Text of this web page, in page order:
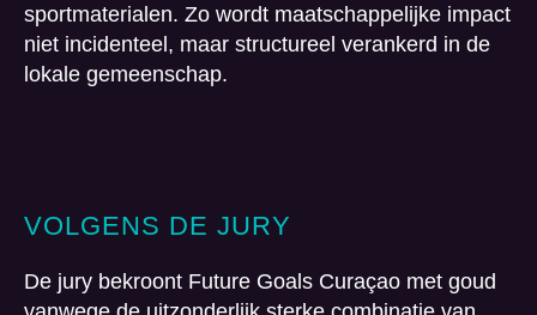
sportmaterialen. Zo wordt maatschappelijke impact
niet incidenteel, maar structureel verankerd in de
lokale gemeenschap.
VOLGENS DE JURY
De jury bekroont Future Goals Curaçao met goud